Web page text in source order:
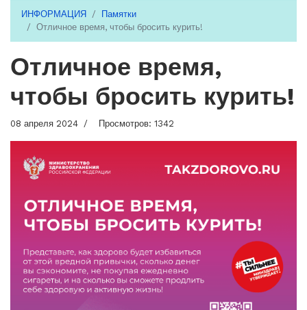
ИНФОРМАЦИЯ
Памятки
Отличное время, чтобы бросить курить!
Отличное время,
чтобы бросить курить!
08 апреля 2024 Просмотров: 1342